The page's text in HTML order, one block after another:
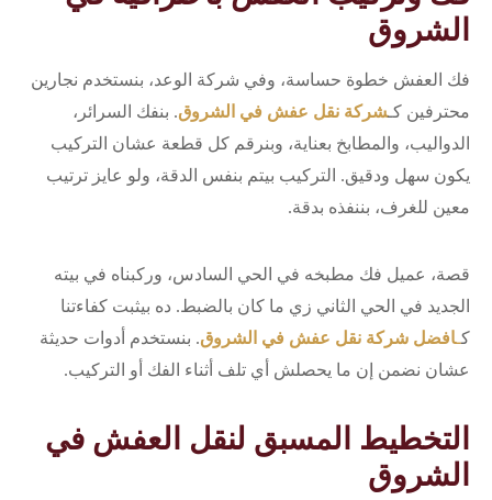
الشروق
فك العفش خطوة حساسة، وفي شركة الوعد، بنستخدم نجارين
محترفين كـشركة نقل عفش في الشروق. بنفك السرائر،
الدواليب، والمطابخ بعناية، وبنرقم كل قطعة عشان التركيب
يكون سهل ودقيق. التركيب بيتم بنفس الدقة، ولو عايز ترتيب
معين للغرف، بننفذه بدقة.
قصة، عميل فك مطبخه في الحي السادس، وركبناه في بيته
الجديد في الحي الثاني زي ما كان بالضبط. ده بيثبت كفاءتنا
كـافضل شركة نقل عفش في الشروق. بنستخدم أدوات حديثة
عشان نضمن إن ما يحصلش أي تلف أثناء الفك أو التركيب.
التخطيط المسبق لنقل العفش في
الشروق